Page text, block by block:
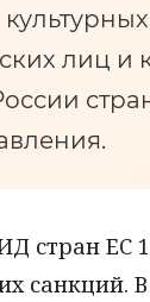
лиц и
стран ЕС
санкций.